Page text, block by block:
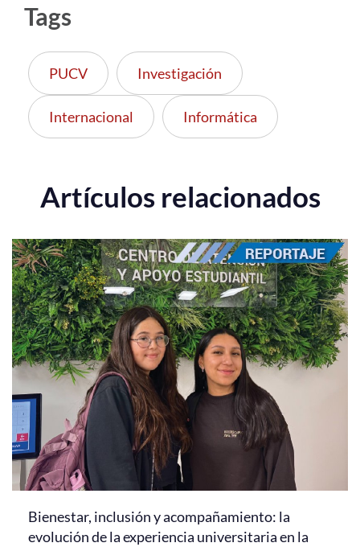
Tags
PUCV Investigación
Internacional Informática
Artículos relacionados
Bienestar, inclusión y acompañamiento: la
evolución de la experiencia universitaria en la